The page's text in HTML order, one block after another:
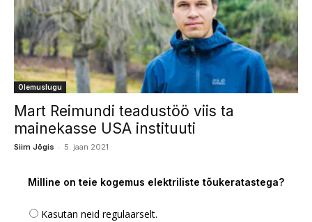
Olemuslugu
Mart Reimundi teadustöö viis ta
mainekasse USA instituuti
Siim Jõgis - 5. jaan 2021
Milline on teie kogemus elektriliste tõukeratastega?
Kasutan neid regulaarselt.